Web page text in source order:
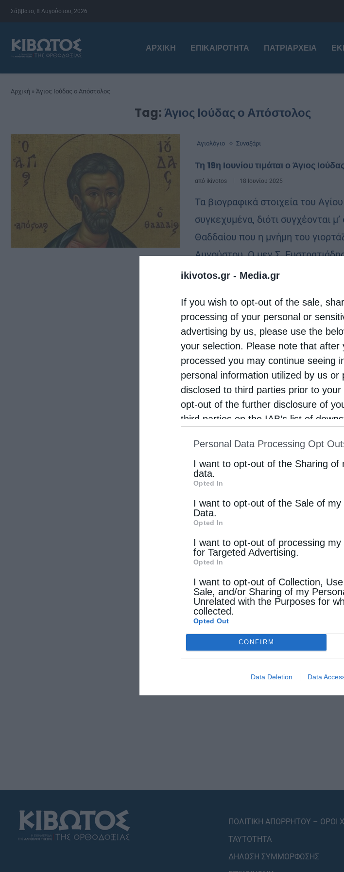
ikivotos.gr - Media.gr
If you wish to opt-out of the sale,
processing of your personal or
advertising by us, please use the
your selection. Please note that
processed you may continue seeing
personal information utilized by us or
disclosed to third parties prior to
opt-out of the further disclosure of
third parties on the IAB’s list of
IAB’s List of Downstream Participants
other third parties.
Personal Data Processing Opt
I want to opt-out of the Sharing of
data.
Opted In
I want to opt-out of the Sale of my
Data.
Opted In
I want to opt-out of processing my
for Targeted Advertising.
Opted In
I want to opt-out of Collection,
Sale, and/or Sharing of my
Unrelated with the Purposes for
collected.
Opted Out
CONFIRM
Data Deletion Data
Σάββατο, 8 Αυγούστου, 2026
ΑΡΧΙΚΉ ΕΠΙΚΑΙΡΌΤΗΤΑ ΠΑΤΡΙΑΡΧΕΊΑ
Αρχική » Άγιος Ιούδας ο Απόστολος
Tag:Άγιος Ιούδας ο Απόστολος
Αγιολόγιο Συναξάρι
Τη 19η Ιουνίου τιμάται ο Άγιος
από ikivotos 18 Ιουνίου 2025
Τα βιογραφικά στοιχεία του
συγκεχυμένα, διότι συγχέονται
Θαδδαίου που η μνήμη του
Αυγούστου. Ο μεν Σ.
…
ΠΟΛΙΤΙΚΗ ΑΠΟΡΡΗΤΟΥ – ΟΡΟΙ
ΤΑΥΤΟΤΗΤΑ
ΔΗΛΩΣΗ ΣΥΜΜΟΡΦΩΣΗΣ